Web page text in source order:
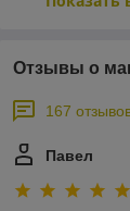
Отзывы о
167
Павел